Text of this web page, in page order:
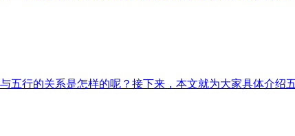
五行的关系是怎样的呢？接下来，本文就为大家具体介